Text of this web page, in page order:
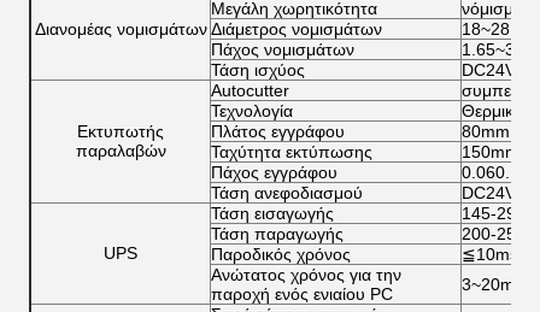
Διανομέας νομισμάτων
Μεγάλη χωρητικότητα
νόμισμα
Διάμετρος νομισμάτων
Πάχος νομισμάτων
Τάση ισχύος
DC24V
Εκτυπωτής
παραλαβών
Autocutter
Τεχνολογία
Θερμική
Πλάτος εγγράφου
80mm
Ταχύτητα εκτύπωσης
150mm/s
Πάχος εγγράφου
Τάση ανεφοδιασμού
DC24V
UPS
Τάση εισαγωγής
145-
Τάση παραγωγής
200-
Παροδικός χρόνος
≦10ms
Ανώτατος χρόνος για την
παροχή ενός ενιαίου PC